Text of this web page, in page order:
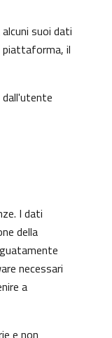
suoi dati
piattaforma, il
I dati
della
necessari
a
e non